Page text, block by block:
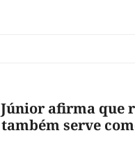
afirma que
serve